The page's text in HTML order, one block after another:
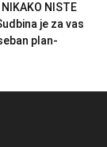
NISTE
je za vas
plan-